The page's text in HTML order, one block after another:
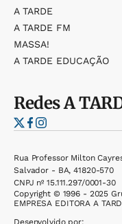
A TARDE
A TARDE FM
MASSA!
A TARDE EDUCAÇÃO
RedesA
Rua Professor Milton
Salvador - BA, 41820-570
CNPJ nº 15.111.297/0001-30
Copyright © 1996 - 2025
EMPRESA EDITORA A
Desenvolvido por: